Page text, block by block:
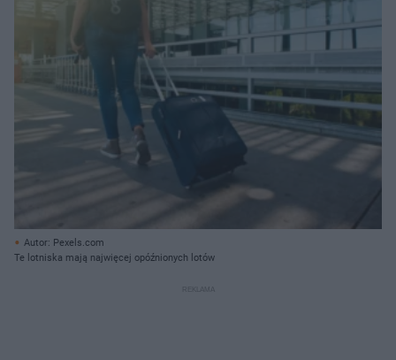
Autor: Pexels.com
Te lotniska mają najwięcej opóźnionych lotów